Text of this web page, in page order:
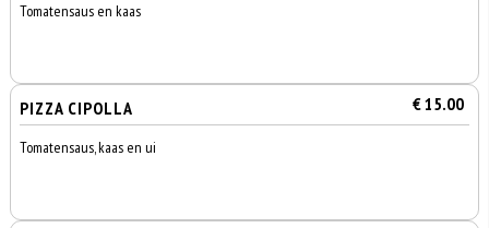
Tomatensaus en kaas
PIZZA CIPOLLA € 15.00
Tomatensaus, kaas en ui